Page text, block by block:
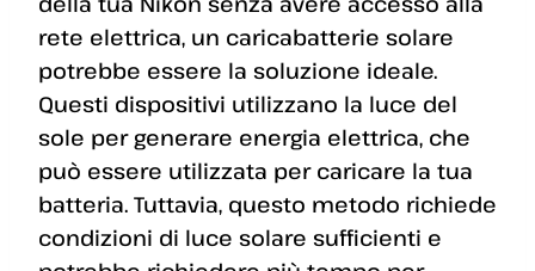
rete elettrica, un caricabatterie solare
potrebbe essere la soluzione ideale.
Questi dispositivi utilizzano la luce del
sole per generare energia elettrica, che
può essere utilizzata per caricare la tua
batteria. Tuttavia, questo metodo richiede
condizioni di luce solare sufficienti e